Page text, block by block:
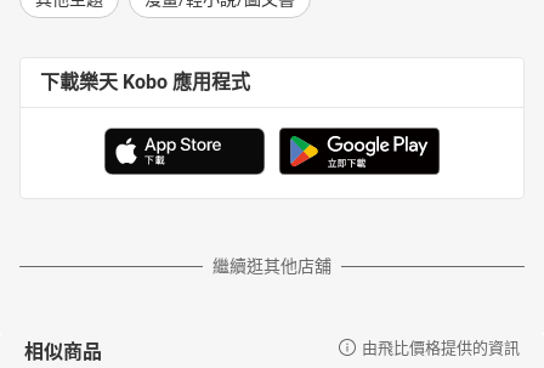
下載樂天 Kobo 應用程式
繼續逛其他店舖
相似商品 由飛比價格提供的資訊